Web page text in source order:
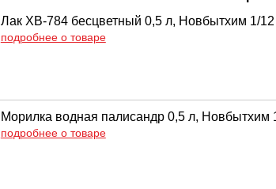
Лак ХВ-784 бесцветный 0,5 л, Новбытхим 1/12
подробнее о товаре
Морилка водная палисандр 0,5 л, Новбытхим
подробнее о товаре